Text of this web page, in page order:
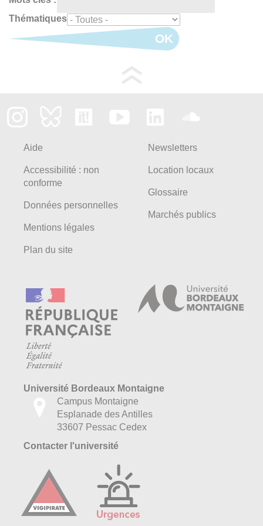
Thématiques
OK
Aide
Accessibilité : non
conforme
Données personnelles
Mentions légales
Plan du site
Newsletters
Location locaux
Glossaire
Marchés publics
Université Bordeaux Montaigne
Campus Montaigne
Esplanade des Antilles
33607 Pessac Cedex
Contacter l'université